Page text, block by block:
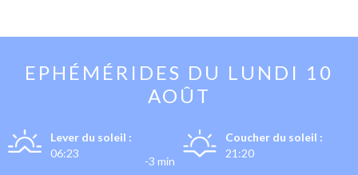
EPHÉMÉRIDES DU LUNDI 10
AOÛT
Lever du soleil :
06:23
-3 min
Coucher du soleil :
21:20